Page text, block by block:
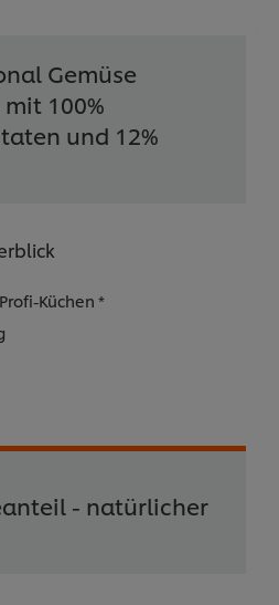
Gemüse
100%
und 12%
Küchen *
- natürlicher